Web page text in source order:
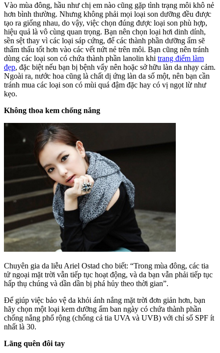
Vào mùa đông, hầu như chị em nào cũng gặp tình trạng môi khô nẻ
hơn bình thường. Nhưng không phải mọi loại son dưỡng đều được
tạo ra giống nhau, do vậy, việc chọn đúng được loại son phù hợp,
hiệu quả là vô cùng quan trọng. Bạn nên chọn loại hơi dinh dính,
sền sệt thay vì các loại sáp cứng, để các thành phần dưỡng ẩm sẽ
thẩm thấu tốt hơn vào các vết nứt nẻ trên môi. Bạn cũng nên tránh
dùng các loại son có chứa thành phần lanolin khi trang điểm làm
đẹp, đặc biệt nếu bạn bị bệnh vẩy nên hoặc sở hữu làn da nhạy cảm.
Ngoài ra, nước hoa cũng là chất dị ứng làn da số một, nên bạn cần
tránh mua các loại son có mùi quá đậm đặc hay có vị ngọt lừ như
kẹo.
Không thoa kem chống nắng
Chuyên gia da liễu Ariel Ostad cho biết: “Trong mùa đông, các tia
tử ngoại mặt trời vẫn tiếp tục hoạt động, và da bạn vẫn phải tiếp tục
hấp thụ chúng và dần dần bị phá hủy theo thời gian”.
Để giúp việc bảo vệ da khỏi ánh nắng mặt trời đơn giản hơn, bạn
hãy chọn một loại kem dưỡng ẩm ban ngày có chứa thành phần
chống nắng phổ rộng (chống cả tia UVA và UVB) với chỉ số SPF ít
nhất là 30.
Lãng quên đôi tay